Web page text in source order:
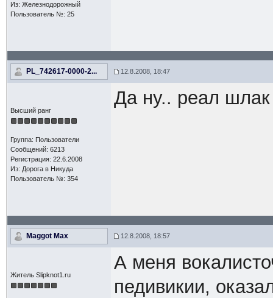
Из: Железнодорожный
Пользователь №: 25
PL_742617-0000-2... 12.8.2008, 18:47
Высший ранг
Группа: Пользователи
Сообщений: 6213
Регистрация: 22.6.2008
Из: Дорога в Никуда
Пользователь №: 354
Да ну.. реал
Maggot Max 12.8.2008, 18:57
Житель Slipknot1.ru
А меня
педивикии,